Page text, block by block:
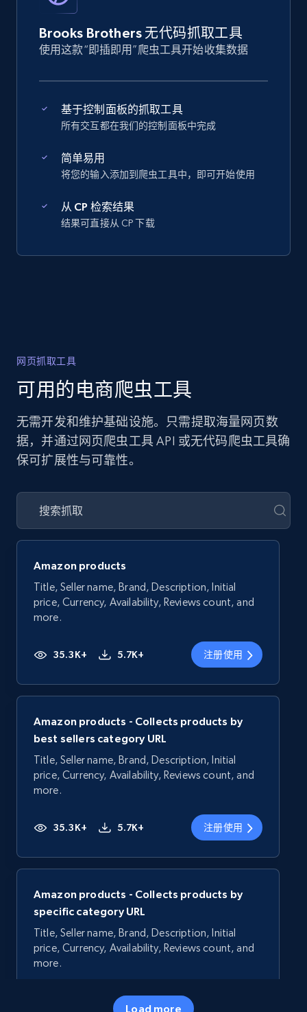
Brooks Brothers 无代码抓取工具
使用这款“即插即用”爬虫工具开始收集数据
基于控制面板的抓取工具
所有交互都在我们的控制面板中完成
简单易用
将您的输入添加到爬虫工具中，即可开始使用
从 CP 检索结果
结果可直接从 CP 下载
网页抓取工具
可用的电商爬虫工具
无需开发和维护基础设施。只需提取海量网页数
据，并通过网页爬虫工具 API 或无代码爬虫工具确
保可扩展性与可靠性。
Amazon products
Title, Seller name, Brand, Description, Initial
price, Currency, Availability, Reviews count, and
more.
35.3K+ 5.7K+ 注册使用
Amazon products - Collects products by
best sellers category URL
Title, Seller name, Brand, Description, Initial
price, Currency, Availability, Reviews count, and
more.
35.3K+ 5.7K+ 注册使用
Amazon products - Collects products by
specific category URL
Title, Seller name, Brand, Description, Initial
price, Currency, Availability, Reviews count, and
more.
5.7K+
Load more